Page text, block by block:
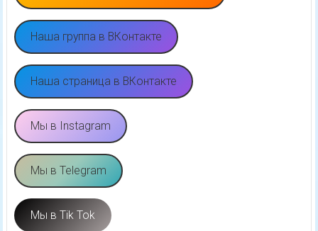
Наша группа в ВКонтакте
Наша страница в ВКонтакте
Мы в Instagram
Мы в Telegram
Мы в Tik Tok